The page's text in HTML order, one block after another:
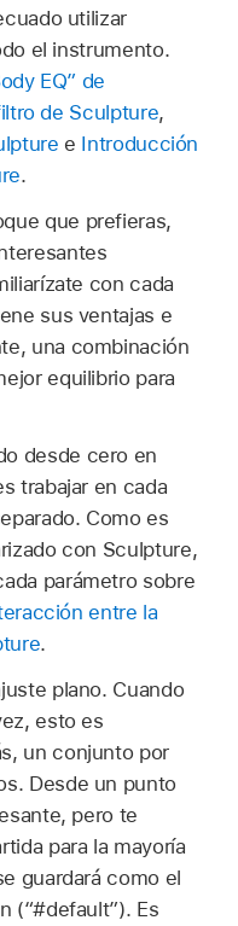
utilizar
el instrumento.
EQ” de
de Sculpture,
e Introducción
.
que prefieras,
con cada
sus ventajas e
una combinación
equilibrio para
desde cero en
trabajar en cada
Como es
con Sculpture,
parámetro sobre
entre la
.
plano. Cuando
esto es
un conjunto por
Desde un punto
pero te
para la mayoría
guardará como el
(“#default”). Es